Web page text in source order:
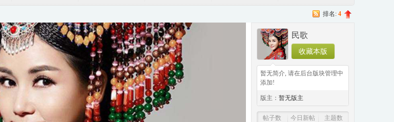
排名: 4
民歌
收藏本版
暂无简介, 请在后台版块管理中
添加!
版主： 暂无版主
◆
◆
帖子数 今日新帖 主题数